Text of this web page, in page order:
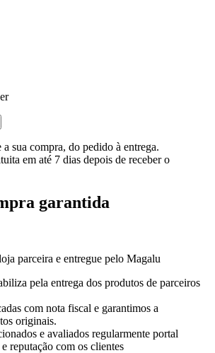
a sua compra, do pedido à entrega.
em até 7 dias depois de receber o
garantida
parceira e entregue pelo Magalu
pela entrega dos produtos de parceiros
com nota fiscal e garantimos a
originais.
e avaliados regularmente portal
reputação com os clientes